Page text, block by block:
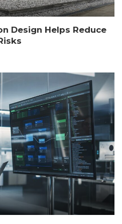
Design Helps Reduce